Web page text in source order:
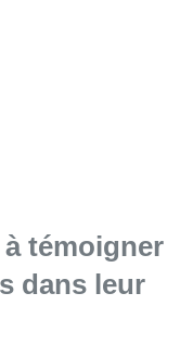
témoigner
dans leur